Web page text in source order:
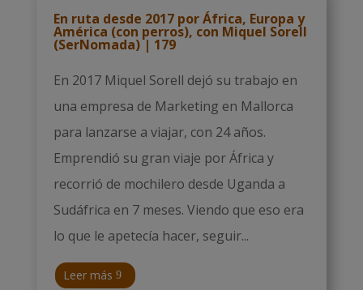
En ruta desde 2017 por África, Europa y
América (con perros), con Miquel Sorell
(SerNomada) | 179
En 2017 Miquel Sorell dejó su trabajo en
una empresa de Marketing en Mallorca
para lanzarse a viajar, con 24 años.
Emprendió su gran viaje por África y
recorrió de mochilero desde Uganda a
Sudáfrica en 7 meses. Viendo que eso era
lo que le apetecía hacer, seguir...
Leer más